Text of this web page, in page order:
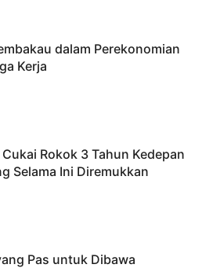
dalam Perekonomian
Kerja
Rokok 3 Tahun Kedepan
Selama Ini Diremukkan
Pas untuk Dibawa